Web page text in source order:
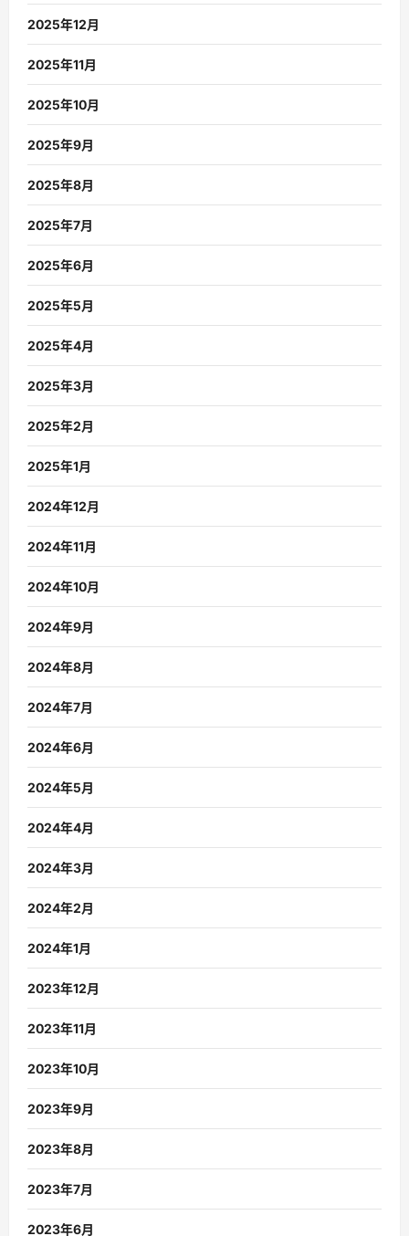
2025年12月
2025年11月
2025年10月
2025年9月
2025年8月
2025年7月
2025年6月
2025年5月
2025年4月
2025年3月
2025年2月
2025年1月
2024年12月
2024年11月
2024年10月
2024年9月
2024年8月
2024年7月
2024年6月
2024年5月
2024年4月
2024年3月
2024年2月
2024年1月
2023年12月
2023年11月
2023年10月
2023年9月
2023年8月
2023年7月
2023年6月